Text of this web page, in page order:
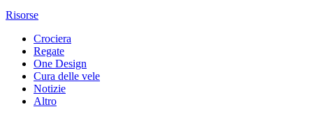
Risorse
Crociera
Regate
One Design
Cura delle vele
Notizie
Altro